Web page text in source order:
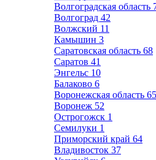
Волгоградская область
Волгоград 42
Волжский 11
Камышин 3
Саратовская область 68
Саратов 41
Энгельс 10
Балаково 6
Воронежская область 65
Воронеж 52
Острогожск 1
Семилуки 1
Приморский край 64
Владивосток 37